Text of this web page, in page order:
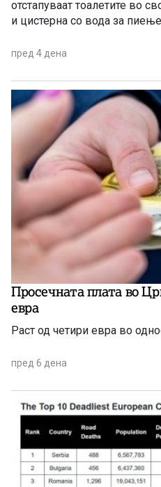
отстапуваат тоалетите во
и цистерна со вода за пиење
пред 4 дена
Просечната плата во
евра
Раст од четири евра во
пред 6 дена